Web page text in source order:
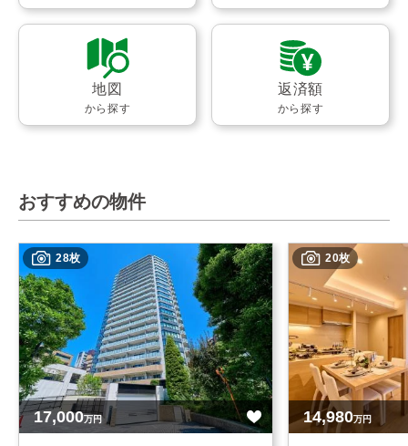
地図
から探す
返済額
から探す
おすすめの物件
28枚
17,000万円
20枚
14,980万円